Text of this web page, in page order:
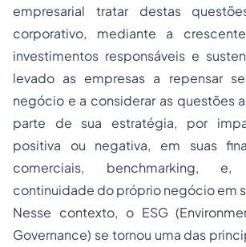
empresarial tratar destas
corporativo, mediante a
investimentos responsáveis e
levado as empresas a repensar
negócio e a considerar as questões
parte de sua estratégia, por
positiva ou negativa, em suas
comerciais, benchmarking,
continuidade do próprio negócio em
Nesse contexto, o ESG
Governance) se tornou uma das